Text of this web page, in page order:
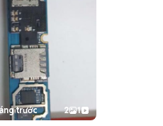
trước 2 1